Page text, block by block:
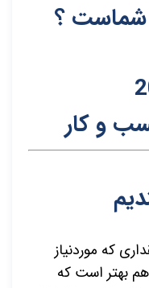
شماست ؟
و کار
که موردنیاز
بهتر است که